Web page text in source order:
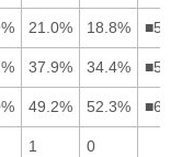
21.0% 18.8%
37.9% 34.4%
49.2% 52.3%
1 0